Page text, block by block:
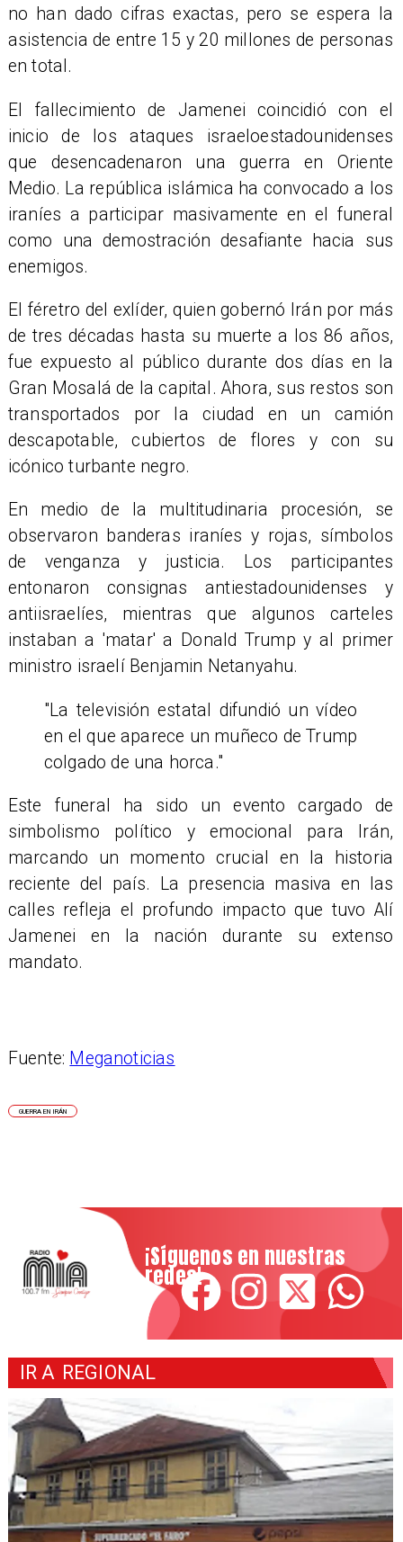
no han dado cifras exactas, pero se espera la
asistencia de entre 15 y 20 millones de personas
en total.
El fallecimiento de Jamenei coincidió con el
inicio de los ataques israeloestadounidenses
que desencadenaron una guerra en Oriente
Medio. La república islámica ha convocado a los
iraníes a participar masivamente en el funeral
como una demostración desafiante hacia sus
enemigos.
El féretro del exlíder, quien gobernó Irán por más
de tres décadas hasta su muerte a los 86 años,
fue expuesto al público durante dos días en la
Gran Mosalá de la capital. Ahora, sus restos son
transportados por la ciudad en un camión
descapotable, cubiertos de flores y con su
icónico turbante negro.
En medio de la multitudinaria procesión, se
observaron banderas iraníes y rojas, símbolos
de venganza y justicia. Los participantes
entonaron consignas antiestadounidenses y
antiisraelíes, mientras que algunos carteles
instaban a 'matar' a Donald Trump y al primer
ministro israelí Benjamin Netanyahu.
"La televisión estatal difundió un vídeo
en el que aparece un muñeco de Trump
colgado de una horca."
Este funeral ha sido un evento cargado de
simbolismo político y emocional para Irán,
marcando un momento crucial en la historia
reciente del país. La presencia masiva en las
calles refleja el profundo impacto que tuvo Alí
Jamenei en la nación durante su extenso
mandato.
Fuente: Meganoticias
GUERRA EN IRÁN
¡Síguenos en nuestras
redes!
IR A REGIONAL